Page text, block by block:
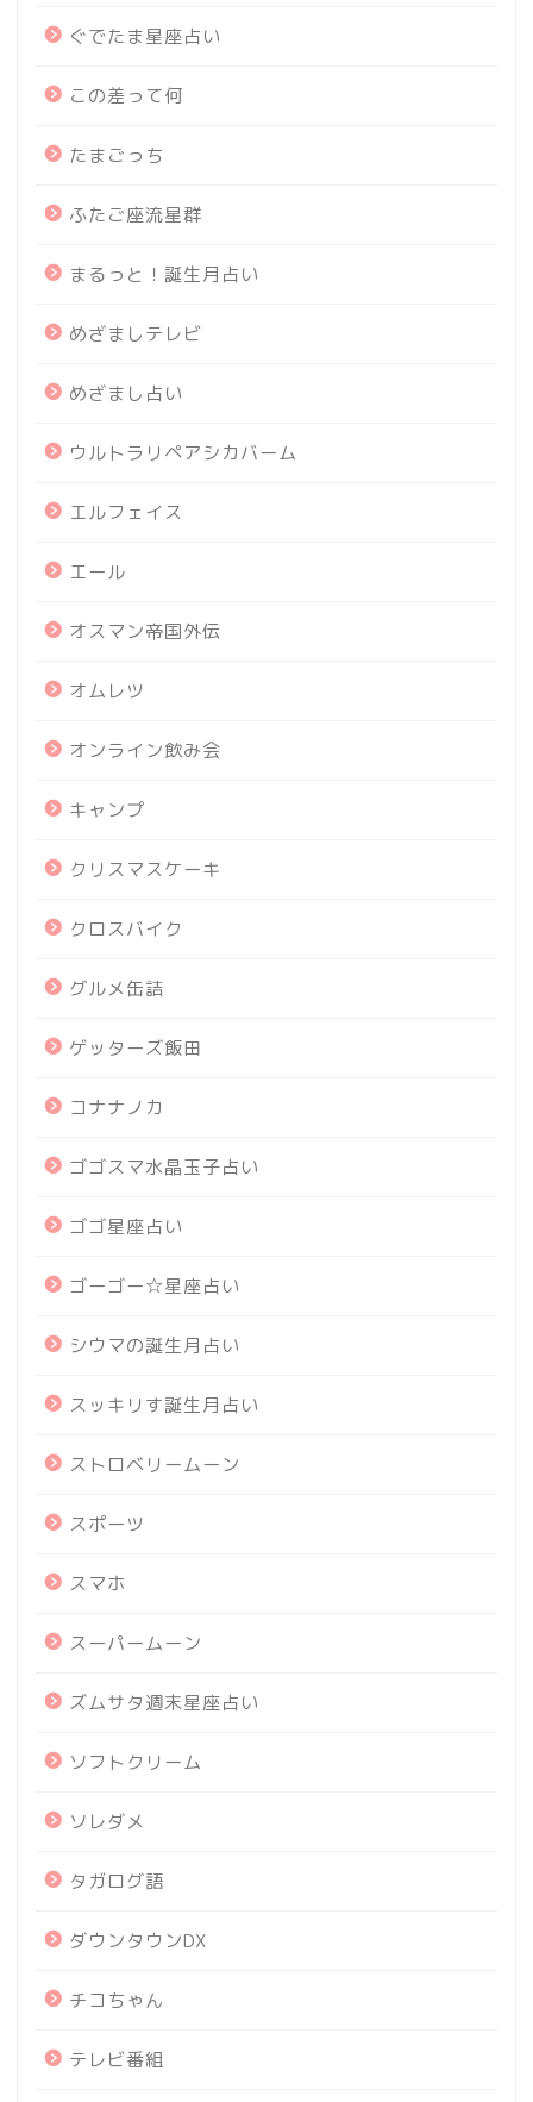
ぐでたま星座占い
この差って何
たまごっち
ふたご座流星群
まるっと！誕生月占い
めざましテレビ
めざまし占い
ウルトラリペアシカバーム
エルフェイス
エール
オスマン帝国外伝
オムレツ
オンライン飲み会
キャンプ
クリスマスケーキ
クロスバイク
グルメ缶詰
ゲッターズ飯田
コナナノカ
ゴゴスマ水晶玉子占い
ゴゴ星座占い
ゴーゴー☆星座占い
シウマの誕生月占い
スッキリす誕生月占い
ストロベリームーン
スポーツ
スマホ
スーパームーン
ズムサタ週末星座占い
ソフトクリーム
ソレダメ
タガログ語
ダウンタウンDX
チコちゃん
テレビ番組